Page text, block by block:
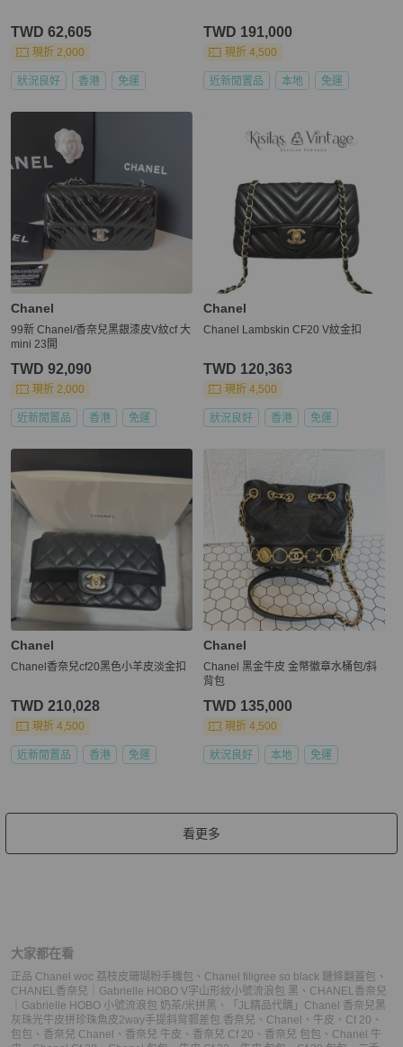
TWD 62,605
現折 2,000
狀況良好 香港 免運
TWD 191,000
現折 4,500
近新閒置品 本地 免運
Chanel
99新 Chanel/香奈兒黑銀漆皮V紋cf 大
mini 23開
TWD 92,090
現折 2,000
近新閒置品 香港 免運
Chanel
Chanel Lambskin CF20 V紋金扣
TWD 120,363
現折 4,500
狀況良好 香港 免運
Chanel
Chanel香奈兒cf20黑色小羊皮淡金扣
TWD 210,028
現折 4,500
近新閒置品 香港 免運
Chanel
Chanel 黑金牛皮 金幣徽章水桶包/斜
背包
TWD 135,000
現折 4,500
狀況良好 本地 免運
看更多
大家都在看
正品 Chanel woc 荔枝皮珊瑚粉手機包 、 Chanel filigree so black 鏈條翻蓋包 、
CHANEL香奈兒｜Gabrielle HOBO V字山形紋小號流浪包 黑 、 CHANEL香奈兒
｜Gabrielle HOBO 小號流浪包 奶茶/米拼黑 、
「JL精品代購」Chanel 香奈兒黑
灰珠光牛皮拼珍珠魚皮2way手提斜背郵差包 香奈兒 、 Chanel 、 牛皮 、 Cf 20 、
包包 、 香奈兒 Chanel 、 香奈兒 牛皮 、 香奈兒 Cf 20 、 香奈兒 包包 、 Chanel 牛